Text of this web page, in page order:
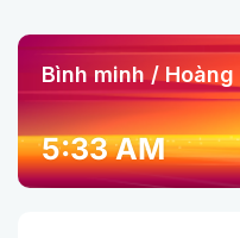
Bình minh / Hoàng
5:33 AM